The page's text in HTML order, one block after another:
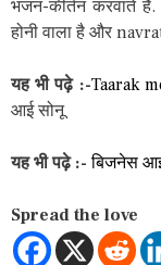
भजन-कीर्तन करवाते
होनी वाला है और
यह भी पढ़े :-Taarak
आई सोनू
यह भी पढ़े :- बिजनेस
Spread the love